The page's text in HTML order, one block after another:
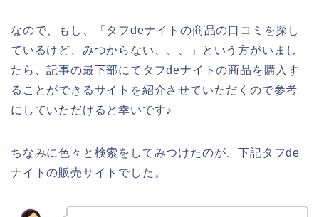
なので、もし、「タフdeナイトの商品の口コミを探し
ているけど、みつからない、、、」という方がいまし
たら、記事の最下部にてタフdeナイトの商品を購入す
ることができるサイトを紹介させていただくので参考
にしていただけると幸いです♪
ちなみに色々と検索をしてみつけたのが、下記タフde
ナイトの販売サイトでした。